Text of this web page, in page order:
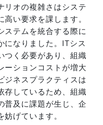
リオの複雑さはシステ
い要求を課します。
ステムを統合する際に
になりました。ITシス
つく必要があり、組織
ーションコストが増大
ジネスプラクティスは
存しているため、組織
普及に課題が生じ、企
げています。